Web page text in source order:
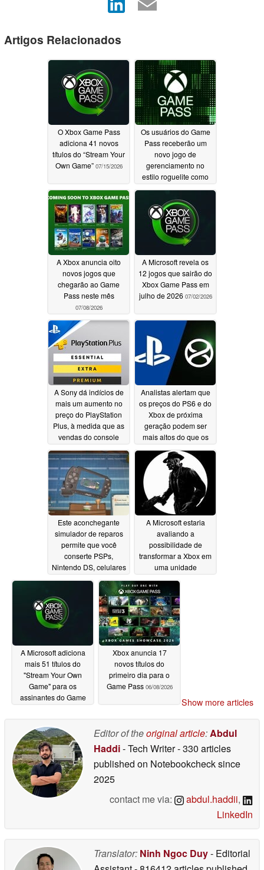
Artigos Relacionados
O Xbox Game Pass
adiciona 41 novos
títulos do “Stream Your
Own Game” 07/15/2026
Os usuários do Game
Pass receberão um
novo jogo de
gerenciamento no
estilo roguelite como
07/11/2026
A Xbox anuncia oito
novos jogos que
chegarão ao Game
Pass neste mês
07/08/2026
A Microsoft revela os
12 jogos que sairão do
Xbox Game Pass em
julho de 2026 07/02/2026
A Sony dá indícios de
mais um aumento no
preço do PlayStation
Plus, à medida que as
vendas do console
07/01/2026
Analistas alertam que
os preços do PS6 e do
Xbox de próxima
geração podem ser
mais altos do que os
06/24/2026
Este aconchegante
simulador de reparos
permite que você
conserte PSPs,
Nintendo DS, celulares
na Akihabara dos anos
2000
06/20/2026
A Microsoft estaria
avaliando a
possibilidade de
transformar a Xbox em
uma unidade
meio ao aumento dos
orçamentos para jogos
06/17/2026
A Microsoft adiciona
mais 51 títulos do
"Stream Your Own
Game" para os
assinantes do Game
Xbox anuncia 17
novos títulos do
primeiro dia para o
Game Pass 06/08/2026
Show more articles
Editor of theoriginal article:Abdul
Haddi- Tech Writer- 330 articles
published on Notebookchecksince
2025
contact me via:
abdul.haddii,
LinkedIn
Translator: Ninh Ngoc Duy- Editorial